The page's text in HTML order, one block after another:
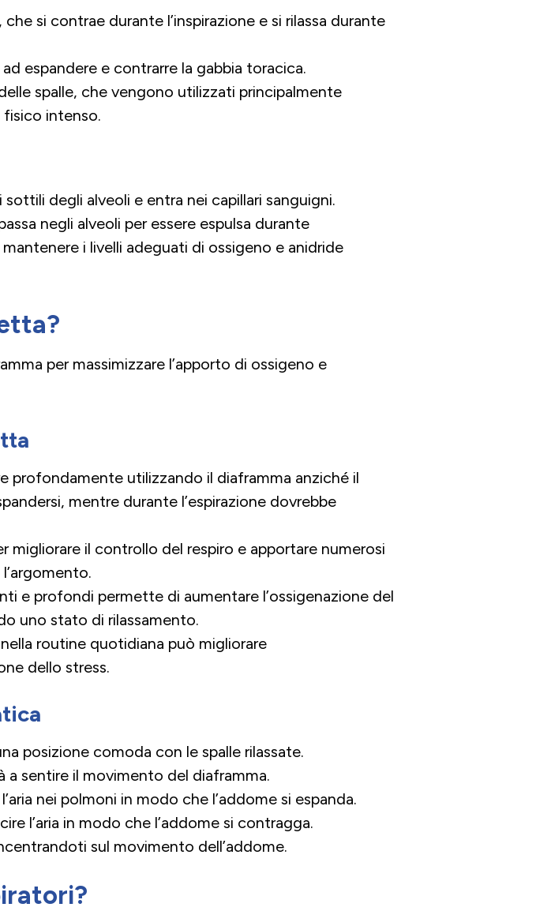
si contrae durante l’inspirazione e si rilassa durante
espandere e contrarre la gabbia toracica.
spalle, che vengono utilizzati principalmente
fisico intenso.
degli alveoli e entra nei capillari sanguigni.
negli alveoli per essere espulsa durante
mantenere i livelli adeguati di ossigeno e anidride
per massimizzare l’apporto di ossigeno e
profondamente utilizzando il diaframma anziché il
mentre durante l’espirazione dovrebbe
migliorare il controllo del respiro e apportare numerosi
e profondi permette di aumentare l’ossigenazione del
uno stato di rilassamento.
routine quotidiana può migliorare
dello stress.
posizione comoda con le spalle rilassate.
a sentire il movimento del diaframma.
nei polmoni in modo che l’addome si espanda.
l’aria in modo che l’addome si contragga.
sul movimento dell’addome.